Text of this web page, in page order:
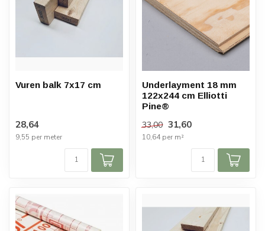
Vuren balk 7x17 cm
28,64
9,55 per meter
Underlayment 18 mm
122x244 cm Elliotti
Pine®
33,00 31,60
10,64 per m²